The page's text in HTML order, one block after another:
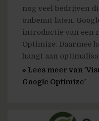
nog veel bedrijven
onbenut laten.
introductie van een
Optimize. Daarmee
hangt aan
» Lees meer van
Google Optimize'